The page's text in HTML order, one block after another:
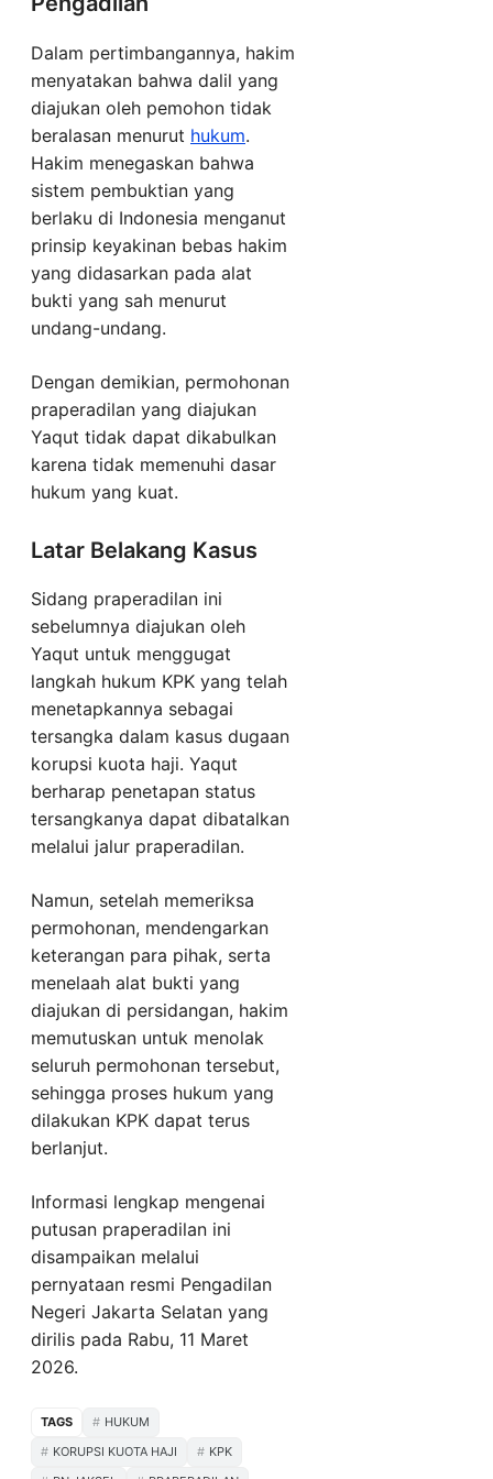
Dalam pertimbangannya, hakim
menyatakan bahwa dalil yang
diajukan oleh pemohon tidak
beralasan menurut hukum.
Hakim menegaskan bahwa
sistem pembuktian yang
berlaku di Indonesia menganut
prinsip keyakinan bebas hakim
yang didasarkan pada alat
bukti yang sah menurut
undang-undang.
Dengan demikian, permohonan
praperadilan yang diajukan
Yaqut tidak dapat dikabulkan
karena tidak memenuhi dasar
hukum yang kuat.
Latar Belakang Kasus
Sidang praperadilan ini
sebelumnya diajukan oleh
Yaqut untuk menggugat
langkah hukum KPK yang telah
menetapkannya sebagai
tersangka dalam kasus dugaan
korupsi kuota haji. Yaqut
berharap penetapan status
tersangkanya dapat dibatalkan
melalui jalur praperadilan.
Namun, setelah memeriksa
permohonan, mendengarkan
keterangan para pihak, serta
menelaah alat bukti yang
diajukan di persidangan, hakim
memutuskan untuk menolak
seluruh permohonan tersebut,
sehingga proses hukum yang
dilakukan KPK dapat terus
berlanjut.
Informasi lengkap mengenai
putusan praperadilan ini
disampaikan melalui
pernyataan resmi Pengadilan
Negeri Jakarta Selatan yang
dirilis pada Rabu, 11 Maret
2026.
TAGS
HUKUM
KORUPSI KUOTA HAJI
KPK